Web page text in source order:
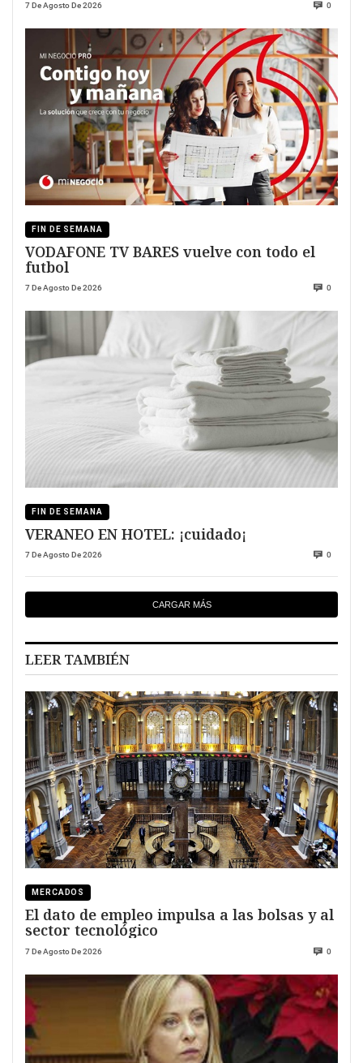
7 De Agosto De 2026 0
FIN DE SEMANA
VODAFONE TV BARES vuelve con todo el
futbol
7 De Agosto De 2026 0
FIN DE SEMANA
VERANEO EN HOTEL: ¡cuidado¡
7 De Agosto De 2026 0
CARGAR MÁS
LEER TAMBIÉN
MERCADOS
El dato de empleo impulsa a las bolsas y al
sector tecnológico
7 De Agosto De 2026 0